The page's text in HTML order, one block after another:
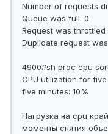
Number of requests
Queue was full: 0
Request was throttled
Duplicate request
4900#sh proc cpu
CPU utilization for
five minutes: 10%
Нагрузка на cpu
моменты снятия